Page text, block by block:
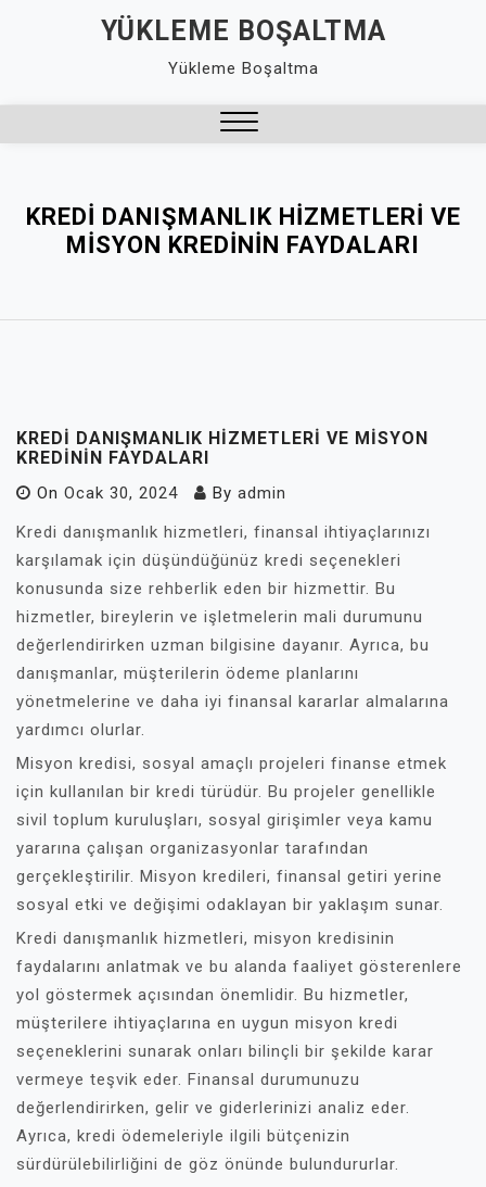
YÜKLEME BOŞALTMA
Yükleme Boşaltma
KREDI DANIŞMANLIK HIZMETLERI VE
MISYON KREDININ FAYDALARI
KREDI DANIŞMANLIK HIZMETLERI VE MISYON
KREDININ FAYDALARI
On Ocak 30, 2024 By admin
Kredi danışmanlık hizmetleri, finansal ihtiyaçlarınızı
karşılamak için düşündüğünüz kredi seçenekleri
konusunda size rehberlik eden bir hizmettir. Bu
hizmetler, bireylerin ve işletmelerin mali durumunu
değerlendirirken uzman bilgisine dayanır. Ayrıca, bu
danışmanlar, müşterilerin ödeme planlarını
yönetmelerine ve daha iyi finansal kararlar almalarına
yardımcı olurlar.
Misyon kredisi, sosyal amaçlı projeleri finanse etmek
için kullanılan bir kredi türüdür. Bu projeler genellikle
sivil toplum kuruluşları, sosyal girişimler veya kamu
yararına çalışan organizasyonlar tarafından
gerçekleştirilir. Misyon kredileri, finansal getiri yerine
sosyal etki ve değişimi odaklayan bir yaklaşım sunar.
Kredi danışmanlık hizmetleri, misyon kredisinin
faydalarını anlatmak ve bu alanda faaliyet gösterenlere
yol göstermek açısından önemlidir. Bu hizmetler,
müşterilere ihtiyaçlarına en uygun misyon kredi
seçeneklerini sunarak onları bilinçli bir şekilde karar
vermeye teşvik eder. Finansal durumunuzu
değerlendirirken, gelir ve giderlerinizi analiz eder.
Ayrıca, kredi ödemeleriyle ilgili bütçenizin
sürdürülebilirliğini de göz önünde bulundururlar.